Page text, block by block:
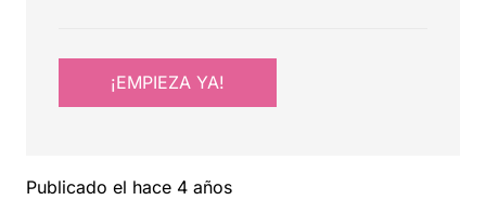
¡EMPIEZA YA!
Publicado el hace 4 años